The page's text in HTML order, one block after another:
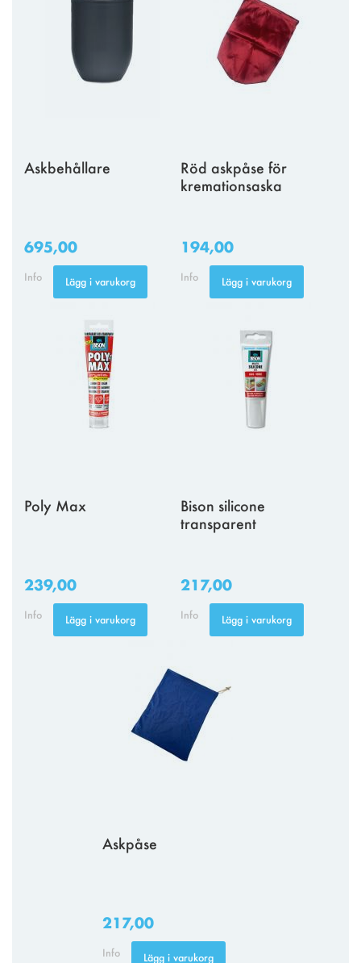
Askbehållare
695,00
Info Lägg i varukorg
Röd askpåse för
kremationsaska
194,00
Info Lägg i varukorg
Poly Max
239,00
Info Lägg i varukorg
Bison silicone
transparent
217,00
Info Lägg i varukorg
Askpåse
217,00
Info Lägg i varukorg